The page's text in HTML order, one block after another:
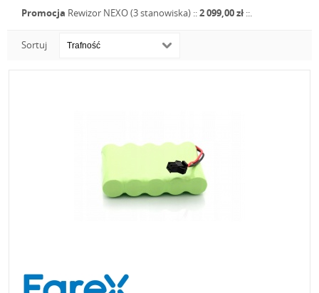
Promocja Rewizor NEXO (3 stanowiska) ::2 099,00 zł ::.
Sortuj